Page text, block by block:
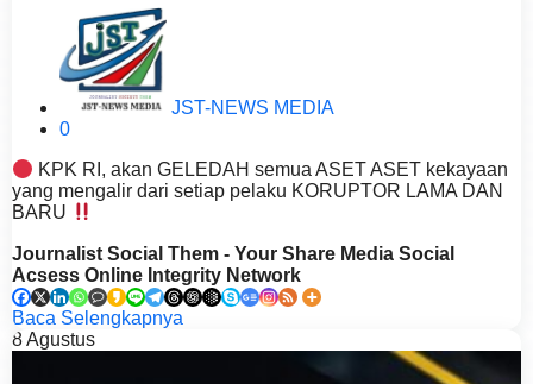
JST-NEWS MEDIA
0
KPK RI, akan GELEDAH semua ASET ASET kekayaan
yang mengalir dari setiap pelaku KORUPTOR LAMA DAN
BARU
Journalist Social Them - Your Share Media Social
Acsess Online Integrity Network
Baca Selengkapnya
8Agustus